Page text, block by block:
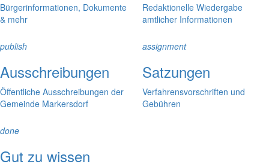
Bürgerinformationen, Dokumente
& mehr
Redaktionelle Wiedergabe
amtlicher Informationen
publish
Ausschreibungen
Öffentliche Ausschreibungen der
Gemeinde Markersdorf
assignment
Satzungen
Verfahrensvorschriften und
Gebühren
done
Gut zu wissen